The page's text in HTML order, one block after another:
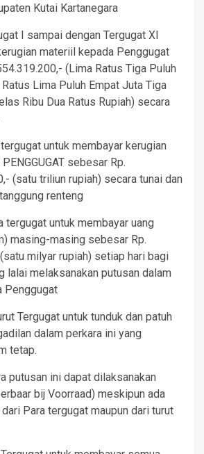
Kutai Kartanegara
I sampai dengan Tergugat XI
materiil kepada Penggugat
(Lima Ratus Tiga Puluh
Lima Puluh Empat Juta Tiga
Ribu Dua Ratus Rupiah) secara
untuk membayar kerugian
sebesar Rp.
(satu triliun rupiah) secara tunai dan
renteng
tergugat untuk membayar uang
masing-masing sebesar Rp.
milyar rupiah) setiap hari bagi
lalai melaksanakan putusan dalam
Penggugat
Tergugat untuk tunduk dan patuh
dalam perkara ini yang
tetap.
putusan ini dapat dilaksanakan
bij Voorraad) meskipun ada
Para tergugat maupun dari turut